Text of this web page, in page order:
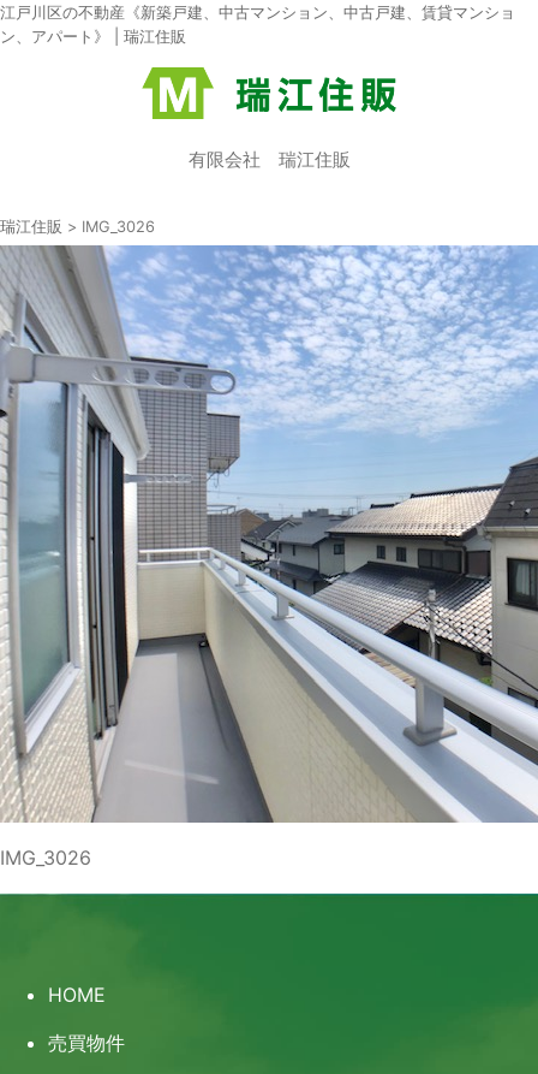
江戸川区の不動産《新築戸建、中古マンション、中古戸建、賃貸マンショ
ン、アパート》 | 瑞江住販
有限会社 瑞江住販
瑞江住販 > IMG_3026
IMG_3026
HOME
売買物件